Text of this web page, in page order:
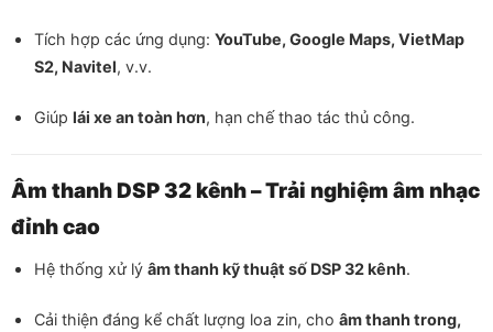
Tích hợp các ứng dụng: YouTube, Google Maps, VietMap
S2, Navitel, v.v.
Giúp lái xe an toàn hơn, hạn chế thao tác thủ công.
Âm thanh DSP 32 kênh – Trải nghiệm âm nhạc
đỉnh cao
Hệ thống xử lý âm thanh kỹ thuật số DSP 32 kênh.
Cải thiện đáng kể chất lượng loa zin, cho âm thanh trong,